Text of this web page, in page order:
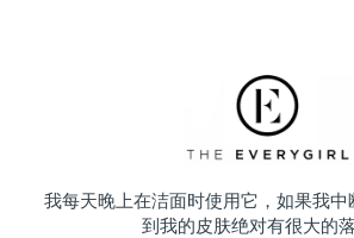
我每天晚上在洁面时使用它，如果我
到我的皮肤绝对有很大的落